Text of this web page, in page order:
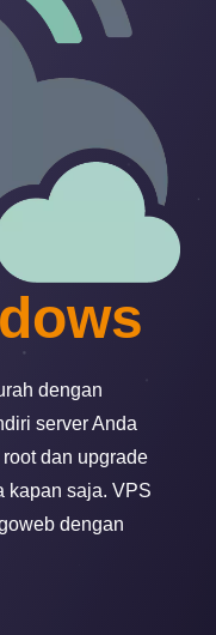
dengan
server Anda
dan upgrade
kapan saja. VPS
dengan